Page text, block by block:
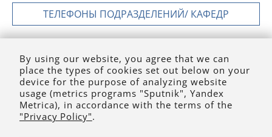
ТЕЛЕФОНЫ ПОДРАЗДЕЛЕНИЙ/ КАФЕДР
ЗАДАТЬ ВОПРОС
By using our website, you agree that we can
place the types of cookies set out below on your
device for the purpose of analyzing website
usage (metrics programs "Sputnik", Yandex
Metrica), in accordance with the terms of the
"Privacy Policy".